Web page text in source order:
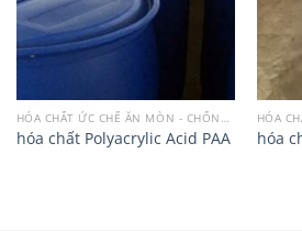
HÓA CHẤT ỨC CHẾ ĂN MÒN - CHỐNG CÁU CẶN - DIỆT KHUẨN - RÊU TẢO
hóa chất Polyacrylic Acid PAA hóa